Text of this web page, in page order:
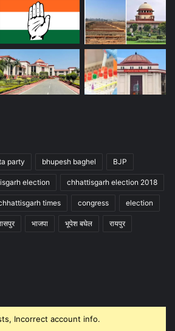
party bhupesh baghel BJP
election chhattisgarh election 2018
times congress election
भाजपा भूपेश बघेल रायपुर
Incorrect account info.